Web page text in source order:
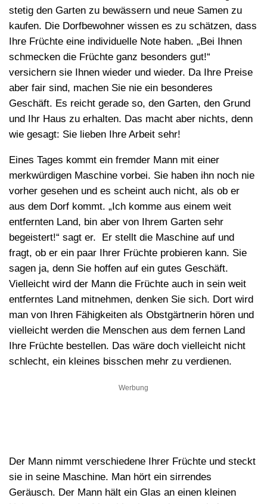
stetig den Garten zu bewässern und neue Samen zu
kaufen. Die Dorfbewohner wissen es zu schätzen, dass
Ihre Früchte eine individuelle Note haben. „Bei Ihnen
schmecken die Früchte ganz besonders gut!“
versichern sie Ihnen wieder und wieder. Da Ihre Preise
aber fair sind, machen Sie nie ein besonderes
Geschäft. Es reicht gerade so, den Garten, den Grund
und Ihr Haus zu erhalten. Das macht aber nichts, denn
wie gesagt: Sie lieben Ihre Arbeit sehr!
Eines Tages kommt ein fremder Mann mit einer
merkwürdigen Maschine vorbei. Sie haben ihn noch nie
vorher gesehen und es scheint auch nicht, als ob er
aus dem Dorf kommt. „Ich komme aus einem weit
entfernten Land, bin aber von Ihrem Garten sehr
begeistert!“ sagt er. Er stellt die Maschine auf und
fragt, ob er ein paar Ihrer Früchte probieren kann. Sie
sagen ja, denn Sie hoffen auf ein gutes Geschäft.
Vielleicht wird der Mann die Früchte auch in sein weit
entferntes Land mitnehmen, denken Sie sich. Dort wird
man von Ihren Fähigkeiten als Obstgärtnerin hören und
vielleicht werden die Menschen aus dem fernen Land
Ihre Früchte bestellen. Das wäre doch vielleicht nicht
schlecht, ein kleines bisschen mehr zu verdienen.
Werbung
Der Mann nimmt verschiedene Ihrer Früchte und steckt
sie in seine Maschine. Man hört ein sirrendes
Geräusch. Der Mann hält ein Glas an einen kleinen